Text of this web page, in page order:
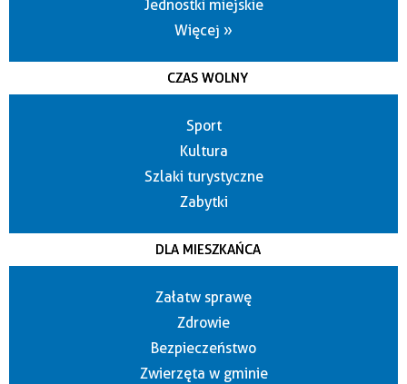
Jednostki miejskie
Więcej »
CZAS WOLNY
Sport
Kultura
Szlaki turystyczne
Zabytki
DLA MIESZKAŃCA
Załatw sprawę
Zdrowie
Bezpieczeństwo
Zwierzęta w gminie